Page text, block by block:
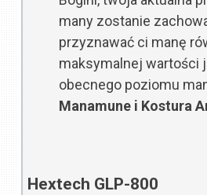
many zostanie
przyznawać ci manę
maksymalnej wartości
obecnego poziomu
Manamune i Kostura
Hextech GLP-800